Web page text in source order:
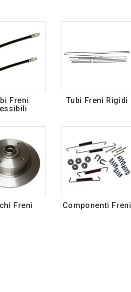
Freni
Tubi Freni Rigidi
Freni Componenti Freni